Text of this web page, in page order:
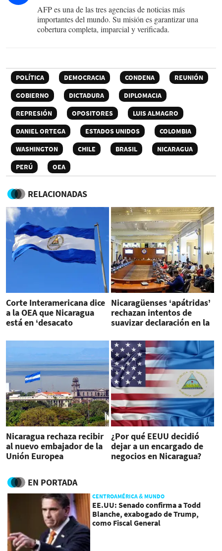
AFP es una de las tres agencias de noticias más
importantes del mundo. Su misión es garantizar una
cobertura completa, imparcial y verificada.
POLÍTICA DEMOCRACIA CONDENA
REUNIÓN
GOBIERNO
DICTADURA
DIPLOMACIA
REPRESIÓN
OPOSITORES
LUIS ALMAGRO
DANIEL ORTEGA
ESTADOS UNIDOS
COLOMBIA
WASHINGTON
CHILE BRASIL
NICARAGUA
PERÚ
OEA
RELACIONADAS
Corte Interamericana dice
a la OEA que Nicaragua
está en ‘desacato
Nicaragüenses ‘apátridas’
rechazan intentos de
suavizar declaración en la
Nicaragua rechaza recibir
al nuevo embajador de la
Unión Europea
¿Por qué EEUU decidió
dejar a un encargado de
negocios en Nicaragua?
EN PORTADA
CENTROAMÉRICA & MUNDO
EE.UU: Senado confirma a Todd
Blanche, exabogado de Trump,
como Fiscal General